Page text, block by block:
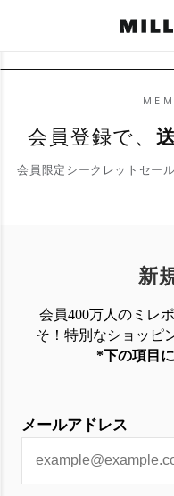
会員登録で、
会員限定シークレットセー
新
会員400万人のミレ
そ！特別なショッピ
*下の項目
メールアドレス